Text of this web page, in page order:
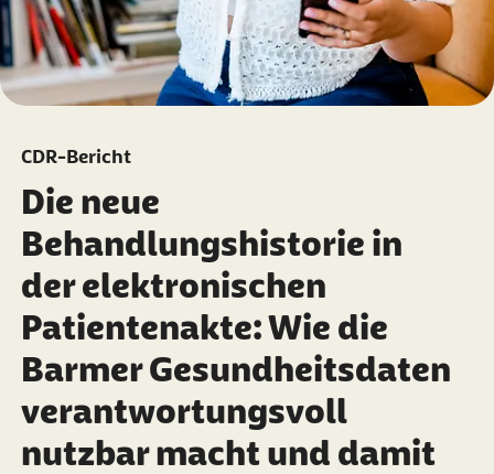
CDR-Bericht
Die neue
Behandlungshistorie in
der elektronischen
Patientenakte: Wie die
Barmer Gesundheitsdaten
verantwortungsvoll
nutzbar macht und damit